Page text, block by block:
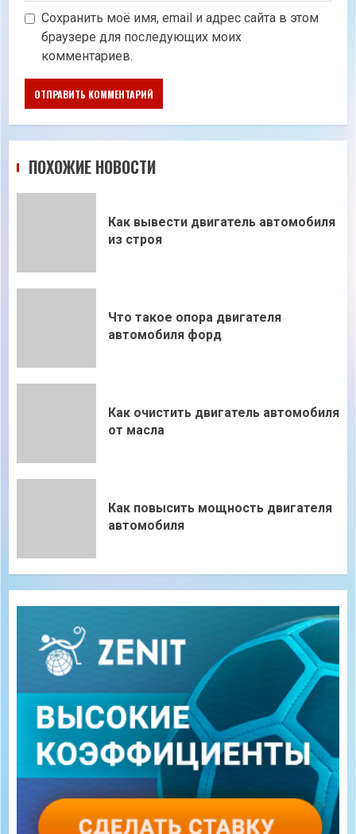
Сохранить моё имя, email и адрес сайта в этом
браузере для последующих моих
комментариев.
ПОХОЖИЕ НОВОСТИ
Как вывести двигатель автомобиля
из строя
Что такое опора двигателя
автомобиля форд
Как очистить двигатель автомобиля
от масла
Как повысить мощность двигателя
автомобиля